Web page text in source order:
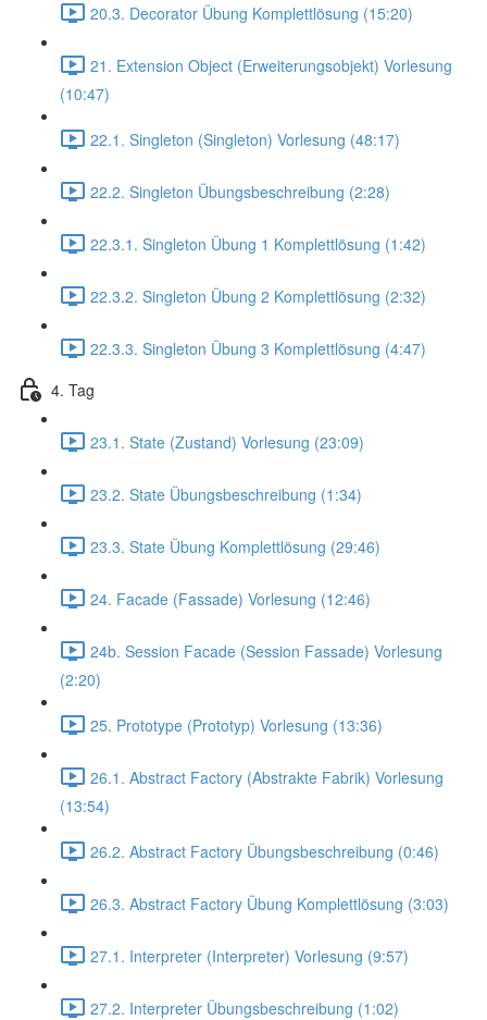
20.3. Decorator Übung Komplettlösung (15:20)
21. Extension Object (Erweiterungsobjekt) Vorlesung
(10:47)
22.1. Singleton (Singleton) Vorlesung (48:17)
22.2. Singleton Übungsbeschreibung (2:28)
22.3.1. Singleton Übung 1 Komplettlösung (1:42)
22.3.2. Singleton Übung 2 Komplettlösung (2:32)
22.3.3. Singleton Übung 3 Komplettlösung (4:47)
4. Tag
23.1. State (Zustand) Vorlesung (23:09)
23.2. State Übungsbeschreibung (1:34)
23.3. State Übung Komplettlösung (29:46)
24. Facade (Fassade) Vorlesung (12:46)
24b. Session Facade (Session Fassade) Vorlesung
(2:20)
25. Prototype (Prototyp) Vorlesung (13:36)
26.1. Abstract Factory (Abstrakte Fabrik) Vorlesung
(13:54)
26.2. Abstract Factory Übungsbeschreibung (0:46)
26.3. Abstract Factory Übung Komplettlösung (3:03)
27.1. Interpreter (Interpreter) Vorlesung (9:57)
27.2. Interpreter Übungsbeschreibung (1:02)